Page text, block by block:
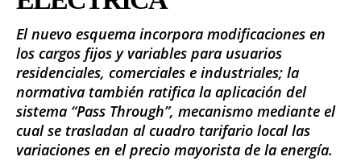
El nuevo esquema incorpora modificaciones en
los cargos fijos y variables para usuarios
residenciales, comerciales e industriales; la
normativa también ratifica la aplicación del
sistema “Pass Through”, mecanismo mediante el
cual se trasladan al cuadro tarifario local las
variaciones en el precio mayorista de la energía.